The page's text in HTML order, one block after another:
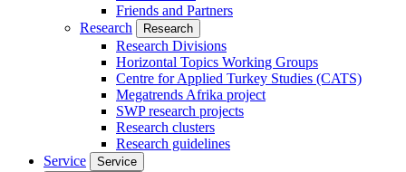
Friends and Partners
Research
Research
Research Divisions
Horizontal Topics Working Groups
Centre for Applied Turkey Studies (CATS)
Megatrends Afrika project
SWP research projects
Research clusters
Research guidelines
Service
Service